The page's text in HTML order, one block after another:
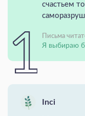
счастьем
Письма
Я выбираю
Inci